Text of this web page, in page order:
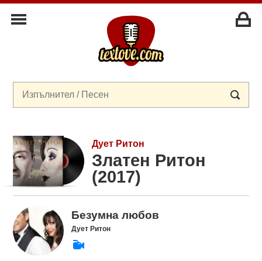
Дует Ритон
Златен Ритон
(2017)
Безумна любов
Дует Ритон